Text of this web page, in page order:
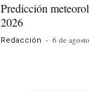
Predicción
2026
Redacción - 6 de